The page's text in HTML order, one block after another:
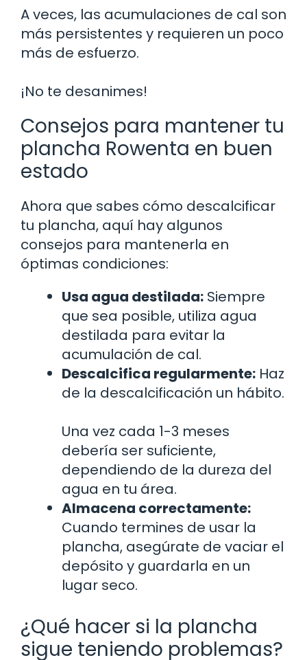
A veces, las acumulaciones de cal son
más persistentes y requieren un poco
más de esfuerzo.
¡No te desanimes!
Consejos para mantener tu
plancha Rowenta en buen
estado
Ahora que sabes cómo descalcificar
tu plancha, aquí hay algunos
consejos para mantenerla en
óptimas condiciones:
Usa agua destilada: Siempre
que sea posible, utiliza agua
destilada para evitar la
acumulación de cal.
Descalcifica regularmente: Haz
de la descalcificación un hábito.
Una vez cada 1-3 meses
debería ser suficiente,
dependiendo de la dureza del
agua en tu área.
Almacena correctamente:
Cuando termines de usar la
plancha, asegúrate de vaciar el
depósito y guardarla en un
lugar seco.
¿Qué hacer si la plancha
sigue teniendo problemas?